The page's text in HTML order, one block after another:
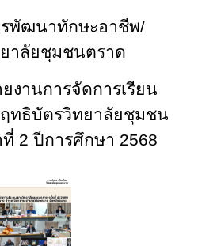
พัฒนาทักษะอาชีพ/
าลัยชุมชนตราด
งานการจัดการเรียน
ทธิบัตรวิทยาลัยชุมชน
2 ปีการศึกษา 2568